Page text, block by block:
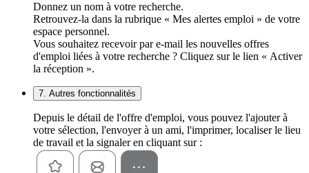
Donnez un nom à votre recherche.
Retrouvez-la dans la rubrique « Mes alertes emploi » de votre
espace personnel.
Vous souhaitez recevoir par e-mail les nouvelles offres
d'emploi liées à votre recherche ? Cliquez sur le lien « Activer
la réception ».
7. Autres fonctionnalités
Depuis le détail de l'offre d'emploi, vous pouvez l'ajouter à
votre sélection, l'envoyer à un ami, l'imprimer, localiser le lieu
de travail et la signaler en cliquant sur :